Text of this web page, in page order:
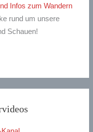
Infos zum Wandern
rund um unsere
Schauen!